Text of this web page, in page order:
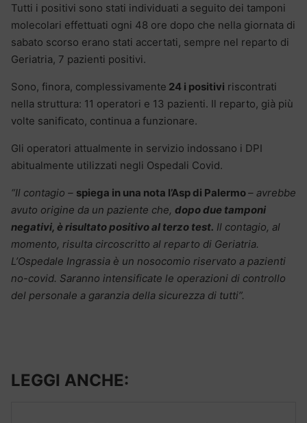
Tutti i positivi sono stati individuati a seguito dei tamponi
molecolari effettuati ogni 48 ore dopo che nella giornata di
sabato scorso erano stati accertati, sempre nel reparto di
Geriatria, 7 pazienti positivi.
Sono, finora, complessivamente 24 i positivi riscontrati
nella struttura: 11 operatori e 13 pazienti. Il reparto, già più
volte sanificato, continua a funzionare.
Gli operatori attualmente in servizio indossano i DPI
abitualmente utilizzati negli Ospedali Covid.
“Il contagio – spiega in una nota l’Asp di Palermo– avrebbe
avuto origine da un paziente che, dopo due tamponi
negativi, è risultato positivo al terzo test. Il contagio, al
momento, risulta circoscritto al reparto di Geriatria.
L’Ospedale Ingrassia è un nosocomio riservato a pazienti
no-covid. Saranno intensificate le operazioni di controllo
del personale a garanzia della sicurezza di tutti”.
LEGGI ANCHE: